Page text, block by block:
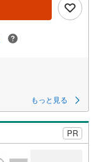
もっと見る
PR